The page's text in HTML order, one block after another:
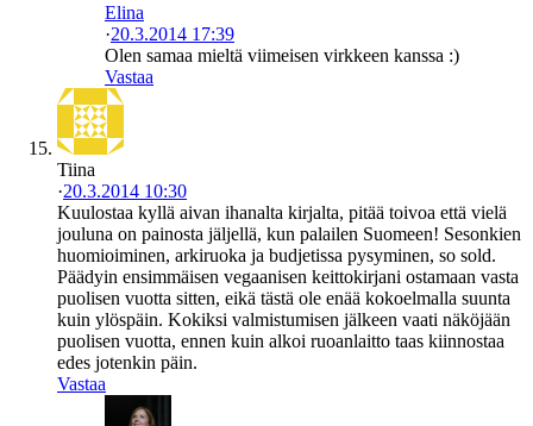
Elina
·20.3.2014 17:39
Olen samaa mieltä viimeisen virkkeen kanssa :)
Vastaa
Tiina
·20.3.2014 10:30
Kuulostaa kyllä aivan ihanalta kirjalta, pitää toivoa että vielä
jouluna on painosta jäljellä, kun palailen Suomeen! Sesonkien
huomioiminen, arkiruoka ja budjetissa pysyminen, so sold.
Päädyin ensimmäisen vegaanisen keittokirjani ostamaan vasta
puolisen vuotta sitten, eikä tästä ole enää kokoelmalla suunta
kuin ylöspäin. Kokiksi valmistumisen jälkeen vaati näköjään
puolisen vuotta, ennen kuin alkoi ruoanlaitto taas kiinnostaa
edes jotenkin päin.
Vastaa